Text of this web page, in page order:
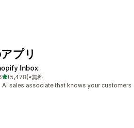
プリ
Inbox
5つ星中
(5,478)
レビュー数：5478件
•無料
AI sales associate that knows your customers